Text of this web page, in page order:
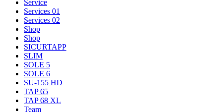
Service
Services 01
Services 02
Shop
Shop
SICURTAPP
SLIM
SOLE 5
SOLE 6
SU-155 HD
TAP 65
TAP 68 XL
Team